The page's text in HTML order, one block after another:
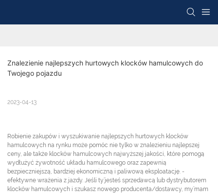
Znalezienie najlepszych hurtowych klocków hamulcowych do
Twojego pojazdu
2023-04-13
Robienie zakupów i wyszukiwanie najlepszych hurtowych klocków
hamulcowych na rynku może pomóc nie tylko w znalezieniu najlepszej
ceny, ale także klocków hamulcowych najwyższej jakości, które pomogą
wydłużyć żywotność układu hamulcowego oraz zapewnią
bezpieczniejszą, bardziej ekonomiczną i paliwową eksploatację. -
efektywne wrażenia z jazdy. Jeśli ty’jesteś sprzedawcą lub dystrybutorem
klocków hamulcowych i szukasz nowego producenta/dostawcy, my’mam